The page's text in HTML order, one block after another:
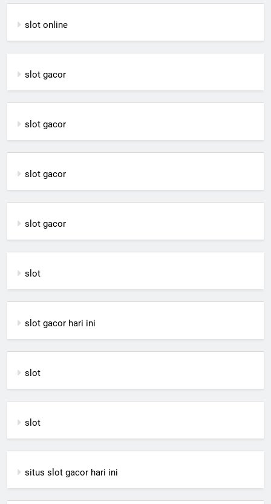
slot online
slot gacor
slot gacor
slot gacor
slot gacor
slot
slot gacor hari ini
slot
slot
situs slot gacor hari ini